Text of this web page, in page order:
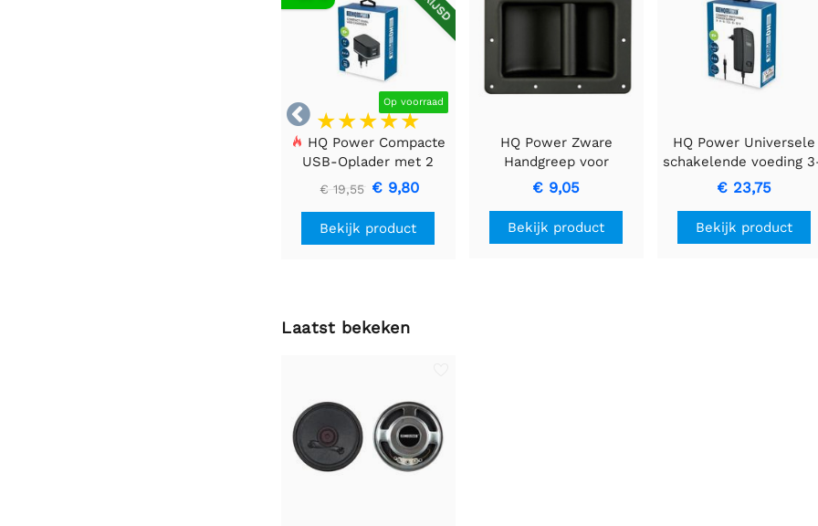
 Op voorraad
HQ Power Compacte
USB-Oplader met 2
Poorten – 17 W Slim
Laden, Zwart
€ 19,55 € 9,80
Bekijk product
HQ Power Zware
Handgreep voor
Speaker - Zwart Metaal
€ 9,05
Bekijk product
HQ Power Universele
schakelende voeding
12 VDC | 30W | 6
verwisselbare pluggen
– Velleman
€ 23,75
Bekijk product
Laatst bekeken